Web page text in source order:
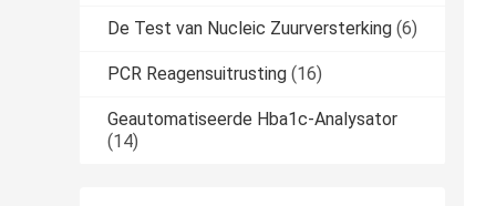
De Test van Nucleic Zuurversterking (6)
PCR Reagensuitrusting (16)
Geautomatiseerde Hba1c-Analysator
(14)